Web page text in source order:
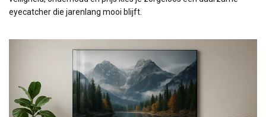
eyecatcher die jarenlang mooi blijft.